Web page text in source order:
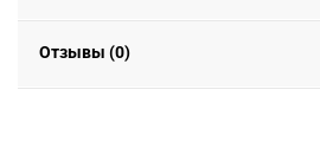
Отзывы (0)